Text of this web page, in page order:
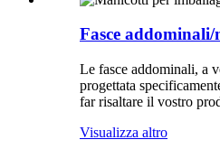
Fasce
Le fasce addominali, a
progettata
far risaltare il vostro
Visualizza altro